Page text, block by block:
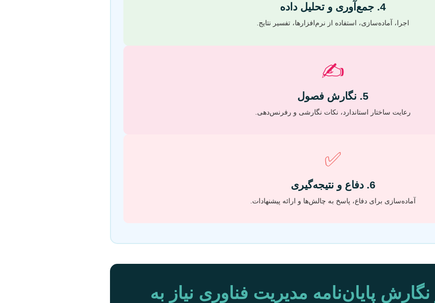
4. جمع‌آوری و تحلیل داده
اجرا، آماده‌سازی، استفاده از نرم‌افزارها، تفسیر نتایج.
✍️
5. نگارش فصول
رعایت ساختار استاندارد، نکات نگارشی و رفرنس‌دهی.
✅
6. دفاع و نتیجه‌گیری
آماده‌سازی برای دفاع، پاسخ به چالش‌ها و ارائه پیشنهادات.
نگارش پایان‌نامه مدیریت فناوری نیاز به